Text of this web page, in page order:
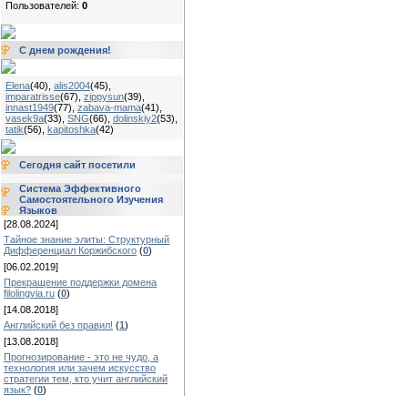
Пользователей: 0
С днем рождения!
Elena(40) alis2004(45)
imparatrisse(67) zippysun(39)
innast1949(77) zabava-mama(41)
vasek9a(33) SNG(66) dolinskiy2(53)
tatik(56) kapitoshka(42)
Сегодня сайт посетили
Система Эффективного
Самостоятельного Изучения
Языков
[28.08.2024]
Тайное знание элиты: Структурный
Дифференциал Коржибского (0)
[06.02.2019]
Прекращение поддержки домена
filolingvia.ru (0)
[14.08.2018]
Английский без правил! (1)
[13.08.2018]
Прогнозирование - это не чудо, а
технология или зачем искусство
стратегии тем, кто учит английский
язык? (0)